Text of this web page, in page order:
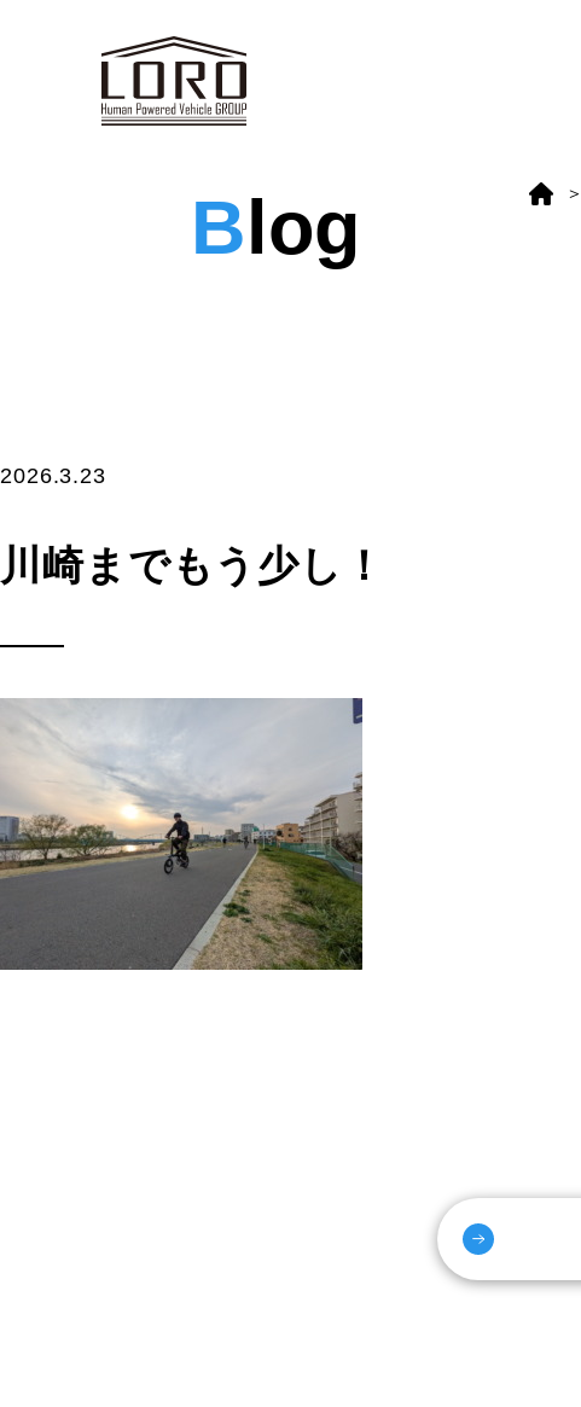
Blog
2026.3.23
川崎までもう少し！